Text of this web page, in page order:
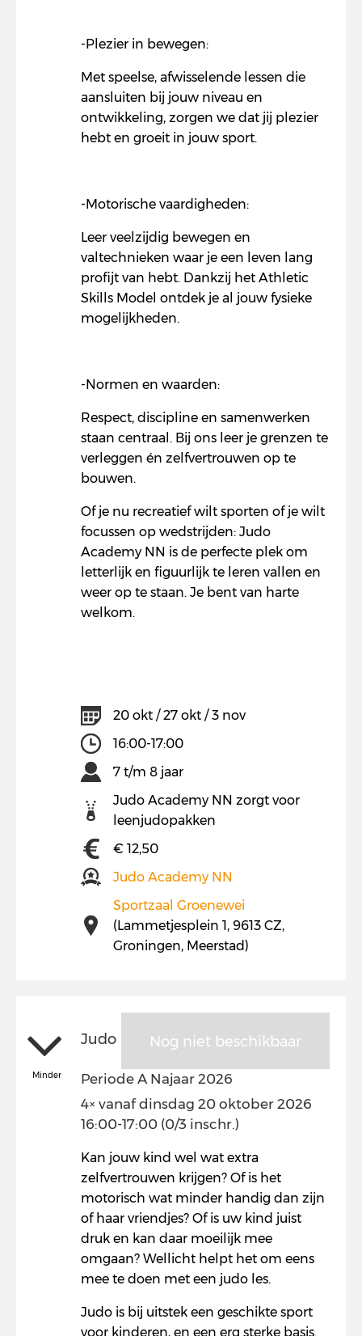
-Plezier in bewegen:
Met speelse, afwisselende lessen die
aansluiten bij jouw niveau en
ontwikkeling, zorgen we dat jij plezier
hebt en groeit in jouw sport.
-Motorische vaardigheden:
Leer veelzijdig bewegen en
valtechnieken waar je een leven lang
profijt van hebt. Dankzij het Athletic
Skills Model ontdek je al jouw fysieke
mogelijkheden.
-Normen en waarden:
Respect, discipline en samenwerken
staan centraal. Bij ons leer je grenzen te
verleggen én zelfvertrouwen op te
bouwen.
Of je nu recreatief wilt sporten of je wilt
focussen op wedstrijden: Judo
Academy NN is de perfecte plek om
letterlijk en figuurlijk te leren vallen en
weer op te staan. Je bent van harte
welkom.
20 okt / 27 okt / 3 nov
16:00-17:00
7 t/m 8 jaar
Judo Academy NN zorgt voor
leenjudopakken
€ 12,50
Judo Academy NN
Sportzaal Groenewei
(Lammetjesplein 1, 9613 CZ,
Groningen, Meerstad)
Nog niet beschikbaar
Minder
Judo
Periode A Najaar 2026
4× vanaf dinsdag 20 oktober 2026
16:00-17:00 (0/3 inschr.)
Kan jouw kind wel wat extra
zelfvertrouwen krijgen? Of is het
motorisch wat minder handig dan zijn
of haar vriendjes? Of is uw kind juist
druk en kan daar moeilijk mee
omgaan? Wellicht helpt het om eens
mee te doen met een judo les.
Judo is bij uitstek een geschikte sport
voor kinderen, en een erg sterke basis.